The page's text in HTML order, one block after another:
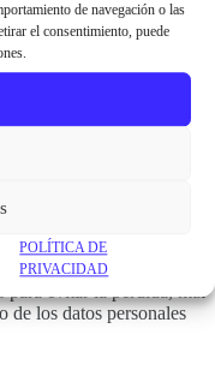
de navegación o las
el consentimiento, puede
POLÍTICA DE
PRIVACIDAD
necesarios.
copia de su DNI o
ha implementado las
evitar la pérdida, mal
de los datos personales